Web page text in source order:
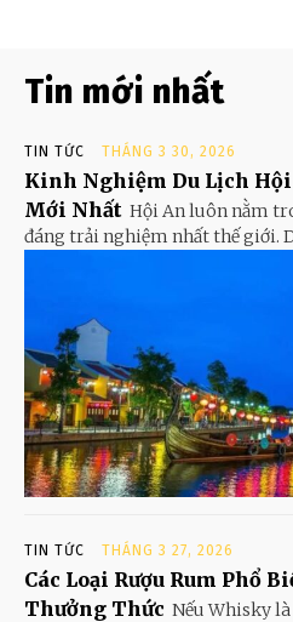
Tin mới nhất
TIN TỨC THÁNG 3 30, 2026
Kinh Nghiệm Du Lịch Hội
Mới Nhất Hội An luôn nằm
đáng trải nghiệm nhất thế giới.
TIN TỨC THÁNG 3 27, 2026
Các Loại Rượu Rum Phổ
Thưởng Thức Nếu Whisky